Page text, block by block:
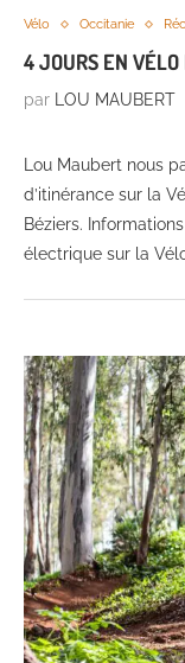
Vélo Occitanie
4 JOURS EN
par LOU MAUBERT
Lou Maubert nous
d’itinérance sur la
Béziers.
électrique sur la